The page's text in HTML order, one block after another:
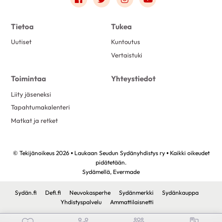
Tietoa
Uutiset
Tukea
Kuntoutus
Vertaistuki
Toimintaa
Liity jäseneksi
Tapahtumakalenteri
Matkat ja retket
Yhteystiedot
© Tekijänoikeus 2026 • Laukaan Seudun Sydänyhdistys ry • Kaikki oikeudet
pidätetään.
Sydämellä, Evermade
Sydän.fi Defi.fi Neuvokasperhe Sydänmerkki
Sydänkauppa
Yhdistyspalvelu
Ammattilaisnetti